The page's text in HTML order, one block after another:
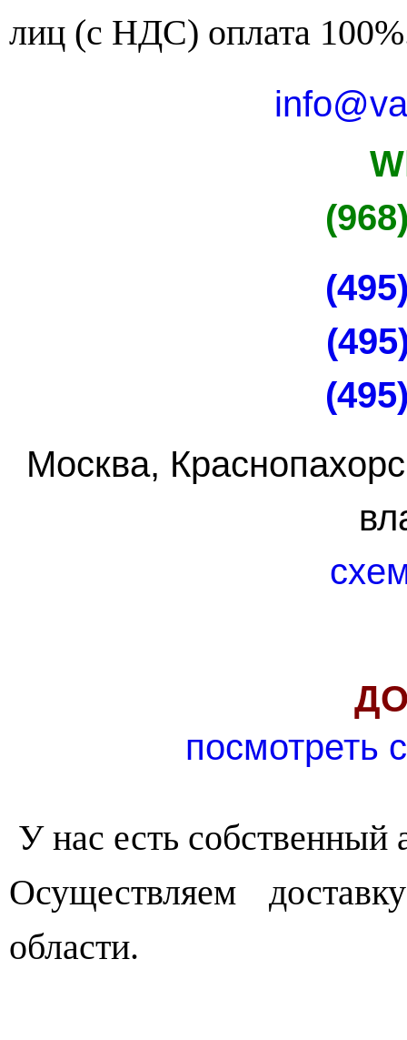
лиц (с НДС) оплата
Москва,
посмотреть
У нас есть собственный
Осуществляем
области.